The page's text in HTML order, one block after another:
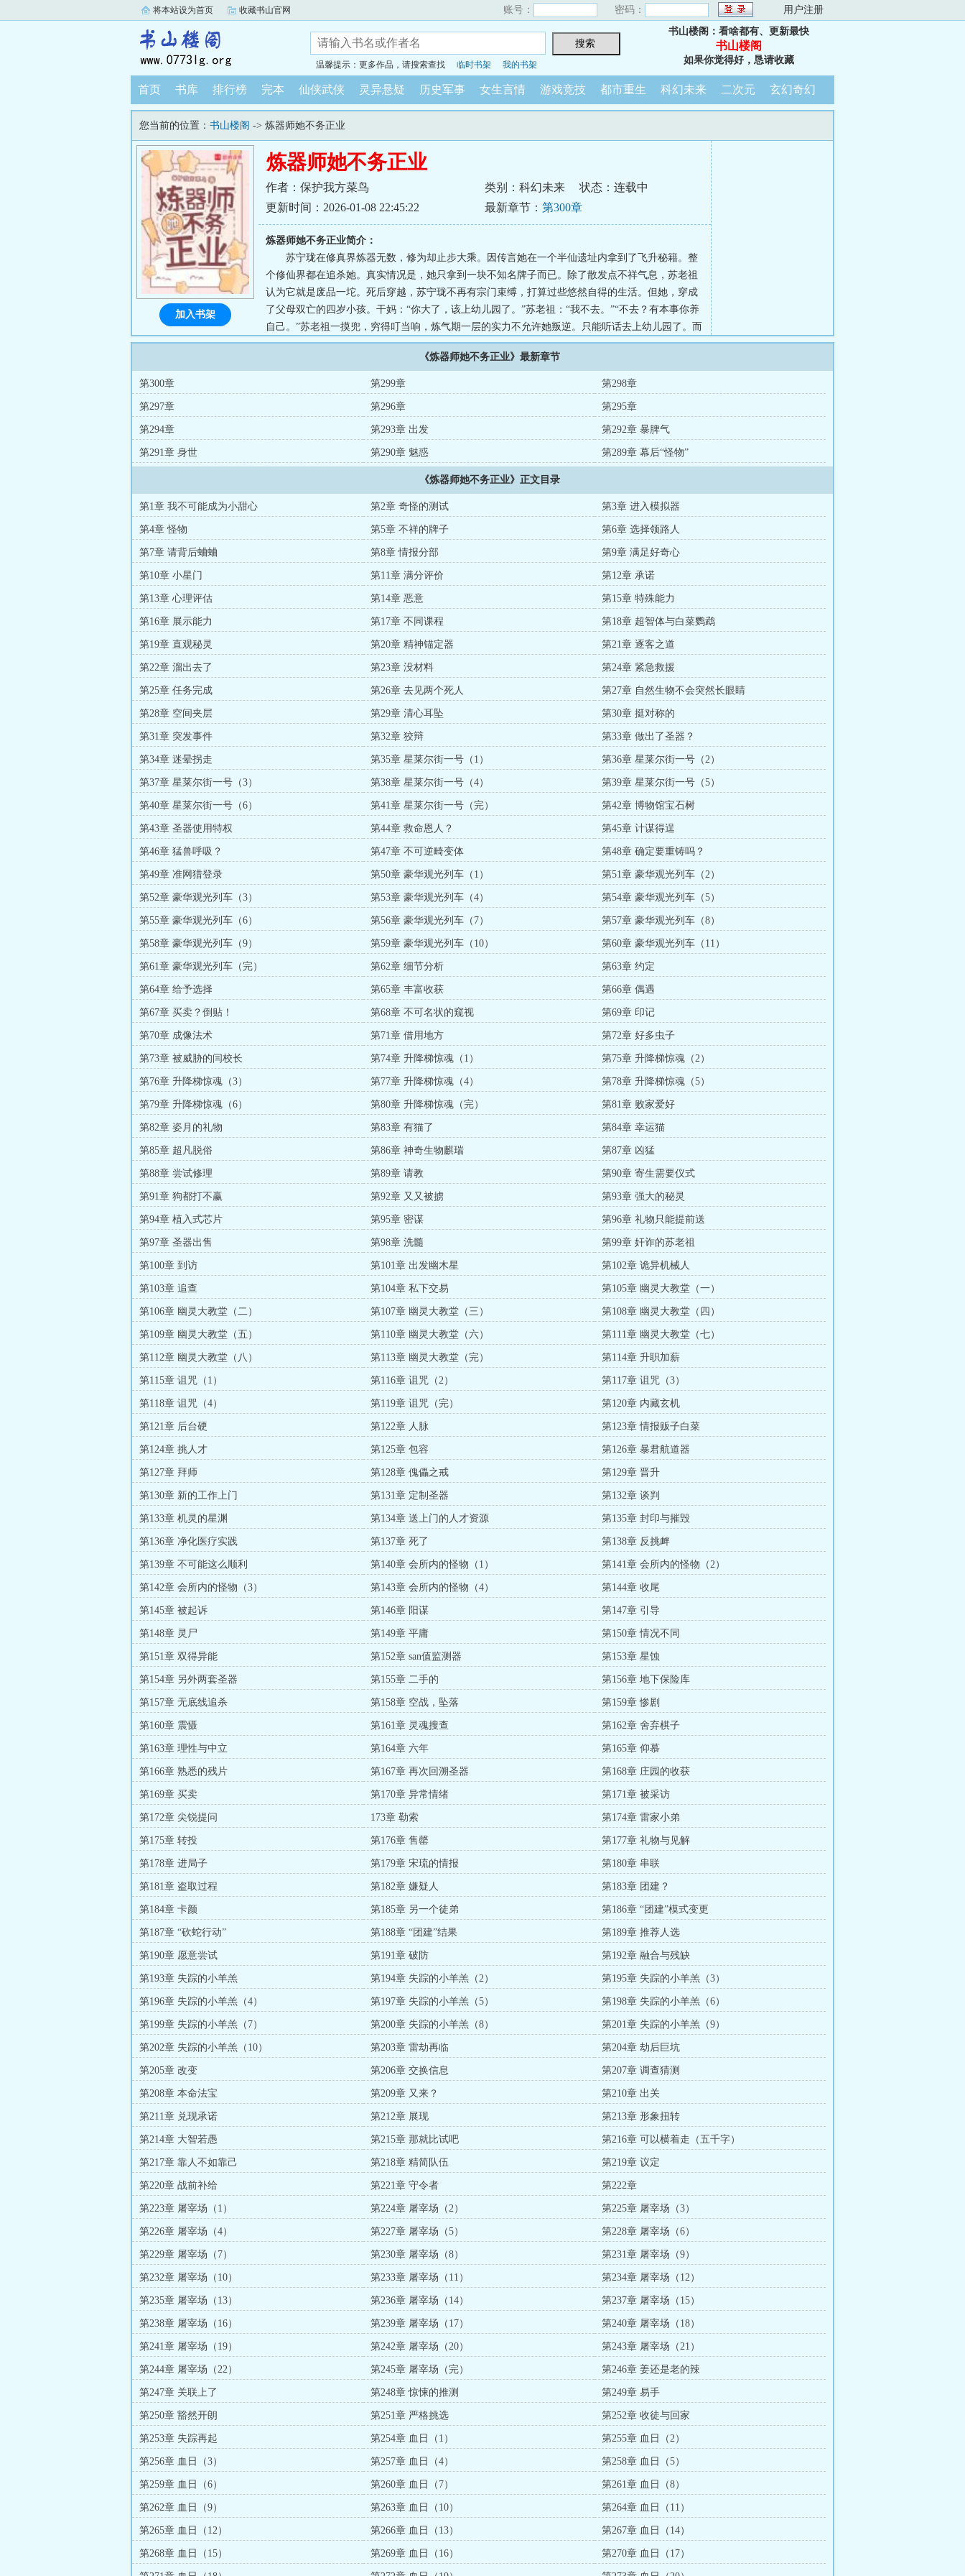
将本站设为首页 收藏书山官网 账号： 密码： 用户注册
温馨提示：更多作品，请搜索查找 临时书架 我的书架
书山楼阁：看啥都有、更新最快
书山楼阁
如果你觉得好，恳请收藏
首页 书库 排行榜 完本 仙侠武侠 灵异悬疑 历史军事 女生言情 游戏竞技 都市重生 科幻未来 二次元 玄幻奇幻
您当前的位置： 书山楼阁 -> 炼器师她不务正业
炼器师她不务正业
作者：保护我方菜鸟 类别：科幻未来
状态：连载中
更新时间：2026-01-08 22:45:22
最新章节： 第300章
炼器师她不务正业简介：
苏宁珑在修真界炼器无数，修为却止步大乘。因传言她在一个半仙遗址内拿到了飞升秘籍。整
个修仙界都在追杀她。真实情况是，她只拿到一块不知名牌子而已。除了散发点不祥气息，苏老祖
认为它就是废品一坨。死后穿越，苏宁珑不再有宗门束缚，打算过些悠然自得的生活。但她，穿成
了父母双亡的四岁小孩。干妈：“你大了，该上幼儿园了。”苏老祖：“我不去。”“不去？有本事你养
自己。”苏老祖一摸兜，穷得叮当响，炼气期一层的实力不允许她叛逆。只能听话去上幼儿园了。而
此幼儿园不是苏宁珑以为的幼儿园，第一天测试过后。苏宁珑成了人人艳羡的组织成员，也成了最
令人头痛的“妖王”，作妖能力一流。学校老师：孩子作妖，一定是作业不够。一箩筐不行，就来两
箩筐！敌人茫然四顾，最后指着自己：所以我是那个作业？（ps：奇幻星际，赛博世界，超自然力
量）...
加入书架
《炼器师她不务正业》最新章节
第300章 第299章 第298章
第297章 第296章 第295章
第294章 第293章 出发 第292章 暴脾气
第291章 身世 第290章 魅惑 第289章 幕后“怪物”
《炼器师她不务正业》正文目录
第1章 我不可能成为小甜心 第2章 奇怪的测试 第3章 进入模拟器
第4章 怪物 第5章 不祥的牌子 第6章 选择领路人
第7章 请背后蛐蛐 第8章 情报分部 第9章 满足好奇心
第10章 小星门 第11章 满分评价 第12章 承诺
第13章 心理评估 第14章 恶意 第15章 特殊能力
第16章 展示能力 第17章 不同课程 第18章 超智体与白菜鹦鹉
第19章 直观秘灵 第20章 精神锚定器 第21章 逐客之道
第22章 溜出去了 第23章 没材料 第24章 紧急救援
第25章 任务完成 第26章 去见两个死人 第27章 自然生物不会突然长眼睛
第28章 空间夹层 第29章 清心耳坠 第30章 挺对称的
第31章 突发事件 第32章 狡辩 第33章 做出了圣器？
第34章 迷晕拐走 第35章 星莱尔街一号（1） 第36章 星莱尔街一号（2）
第37章 星莱尔街一号（3） 第38章 星莱尔街一号（4） 第39章 星莱尔街一号（5）
第40章 星莱尔街一号（6） 第41章 星莱尔街一号（完） 第42章 博物馆宝石树
第43章 圣器使用特权 第44章 救命恩人？ 第45章 计谋得逞
第46章 猛兽呼吸？ 第47章 不可逆畸变体 第48章 确定要重铸吗？
第49章 准网猎登录 第50章 豪华观光列车（1） 第51章 豪华观光列车（2）
第52章 豪华观光列车（3） 第53章 豪华观光列车（4） 第54章 豪华观光列车（5）
第55章 豪华观光列车（6） 第56章 豪华观光列车（7） 第57章 豪华观光列车（8）
第58章 豪华观光列车（9） 第59章 豪华观光列车（10） 第60章 豪华观光列车（11）
第61章 豪华观光列车（完） 第62章 细节分析 第63章 约定
第64章 给予选择 第65章 丰富收获 第66章 偶遇
第67章 买卖？倒贴！ 第68章 不可名状的窥视 第69章 印记
第70章 成像法术 第71章 借用地方 第72章 好多虫子
第73章 被威胁的闫校长 第74章 升降梯惊魂（1） 第75章 升降梯惊魂（2）
第76章 升降梯惊魂（3） 第77章 升降梯惊魂（4） 第78章 升降梯惊魂（5）
第79章 升降梯惊魂（6） 第80章 升降梯惊魂（完） 第81章 败家爱好
第82章 姿月的礼物 第83章 有猫了 第84章 幸运猫
第85章 超凡脱俗 第86章 神奇生物麒瑞 第87章 凶猛
第88章 尝试修理 第89章 请教 第90章 寄生需要仪式
第91章 狗都打不赢 第92章 又又被掳 第93章 强大的秘灵
第94章 植入式芯片 第95章 密谋 第96章 礼物只能提前送
第97章 圣器出售 第98章 洗髓 第99章 奸诈的苏老祖
第100章 到访 第101章 出发幽木星 第102章 诡异机械人
第103章 追查 第104章 私下交易 第105章 幽灵大教堂（一）
第106章 幽灵大教堂（二） 第107章 幽灵大教堂（三） 第108章 幽灵大教堂（四）
第109章 幽灵大教堂（五） 第110章 幽灵大教堂（六） 第111章 幽灵大教堂（七）
第112章 幽灵大教堂（八） 第113章 幽灵大教堂（完） 第114章 升职加薪
第115章 诅咒（1） 第116章 诅咒（2） 第117章 诅咒（3）
第118章 诅咒（4） 第119章 诅咒（完） 第120章 内藏玄机
第121章 后台硬 第122章 人脉 第123章 情报贩子白菜
第124章 挑人才 第125章 包容 第126章 暴君航道器
第127章 拜师 第128章 傀儡之戒 第129章 晋升
第130章 新的工作上门 第131章 定制圣器 第132章 谈判
第133章 机灵的星渊 第134章 送上门的人才资源 第135章 封印与摧毁
第136章 净化医疗实践 第137章 死了 第138章 反挑衅
第139章 不可能这么顺利 第140章 会所内的怪物（1） 第141章 会所内的怪物（2）
第142章 会所内的怪物（3） 第143章 会所内的怪物（4） 第144章 收尾
第145章 被起诉 第146章 阳谋 第147章 引导
第148章 灵尸 第149章 平庸 第150章 情况不同
第151章 双得异能 第152章 san值监测器 第153章 星蚀
第154章 另外两套圣器 第155章 二手的 第156章 地下保险库
第157章 无底线追杀 第158章 空战，坠落 第159章 惨剧
第160章 震慑 第161章 灵魂搜查 第162章 舍弃棋子
第163章 理性与中立 第164章 六年 第165章 仰慕
第166章 熟悉的残片 第167章 再次回溯圣器 第168章 庄园的收获
第169章 买卖 第170章 异常情绪 第171章 被采访
第172章 尖锐提问 173章 勒索 第174章 雷家小弟
第175章 转投 第176章 售罄 第177章 礼物与见解
第178章 进局子 第179章 宋琉的情报 第180章 串联
第181章 盗取过程 第182章 嫌疑人 第183章 团建？
第184章 卡颜 第185章 另一个徒弟 第186章 “团建”模式变更
第187章 “砍蛇行动” 第188章 “团建”结果 第189章 推荐人选
第190章 愿意尝试 第191章 破防 第192章 融合与残缺
第193章 失踪的小羊羔 第194章 失踪的小羊羔（2） 第195章 失踪的小羊羔（3）
第196章 失踪的小羊羔（4） 第197章 失踪的小羊羔（5） 第198章 失踪的小羊羔（6）
第199章 失踪的小羊羔（7） 第200章 失踪的小羊羔（8） 第201章 失踪的小羊羔（9）
第202章 失踪的小羊羔（10） 第203章 雷劫再临 第204章 劫后巨坑
第205章 改变 第206章 交换信息 第207章 调查猜测
第208章 本命法宝 第209章 又来？ 第210章 出关
第211章 兑现承诺 第212章 展现 第213章 形象扭转
第214章 大智若愚 第215章 那就比试吧 第216章 可以横着走（五千字）
第217章 靠人不如靠己 第218章 精简队伍 第219章 议定
第220章 战前补给 第221章 守令者 第222章
第223章 屠宰场（1） 第224章 屠宰场（2） 第225章 屠宰场（3）
第226章 屠宰场（4） 第227章 屠宰场（5） 第228章 屠宰场（6）
第229章 屠宰场（7） 第230章 屠宰场（8） 第231章 屠宰场（9）
第232章 屠宰场（10） 第233章 屠宰场（11） 第234章 屠宰场（12）
第235章 屠宰场（13） 第236章 屠宰场（14） 第237章 屠宰场（15）
第238章 屠宰场（16） 第239章 屠宰场（17） 第240章 屠宰场（18）
第241章 屠宰场（19） 第242章 屠宰场（20） 第243章 屠宰场（21）
第244章 屠宰场（22） 第245章 屠宰场（完） 第246章 姜还是老的辣
第247章 关联上了 第248章 惊悚的推测 第249章 易手
第250章 豁然开朗 第251章 严格挑选 第252章 收徒与回家
第253章 失踪再起 第254章 血日（1） 第255章 血日（2）
第256章 血日（3） 第257章 血日（4） 第258章 血日（5）
第259章 血日（6） 第260章 血日（7） 第261章 血日（8）
第262章 血日（9） 第263章 血日（10） 第264章 血日（11）
第265章 血日（12） 第266章 血日（13） 第267章 血日（14）
第268章 血日（15） 第269章 血日（16） 第270章 血日（17）